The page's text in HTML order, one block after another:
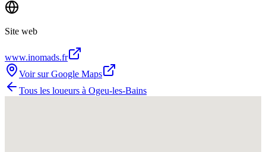
Site web
www.inomads.fr
Voir sur Google Maps
Tous les loueurs à Ogeu-les-Bains